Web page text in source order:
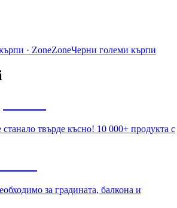
· ZoneZoneЧерни големи кърпи
твърде късно! 10 000+ продукта с
за градината, балкона и